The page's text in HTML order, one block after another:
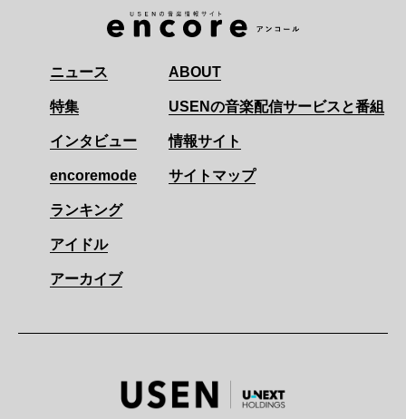
ニュース
特集
インタビュー
encoremode
ランキング
アイドル
アーカイブ
ABOUT
USENの音楽配信サービスと番組
情報サイト
サイトマップ